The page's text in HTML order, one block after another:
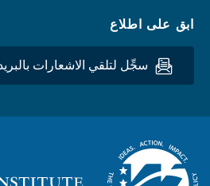
ابق على اطلاع
سجِّل لتلقي الاشعارات